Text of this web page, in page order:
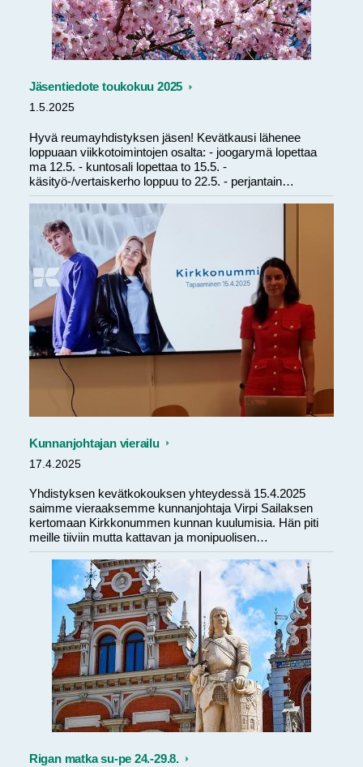
Jäsentiedote toukokuu 2025
1.5.2025
Hyvä reumayhdistyksen jäsen! Kevätkausi lähenee
loppuaan viikkotoimintojen osalta: - joogarymä lopettaa
ma 12.5. - kuntosali lopettaa to 15.5. -
käsityö-/vertaiskerho loppuu to 22.5. - perjantain…
Kunnanjohtajan vierailu
17.4.2025
Yhdistyksen kevätkokouksen yhteydessä 15.4.2025
saimme vieraaksemme kunnanjohtaja Virpi Sailaksen
kertomaan Kirkkonummen kunnan kuulumisia. Hän piti
meille tiiviin mutta kattavan ja monipuolisen…
Rigan matka su-pe 24.-29.8.